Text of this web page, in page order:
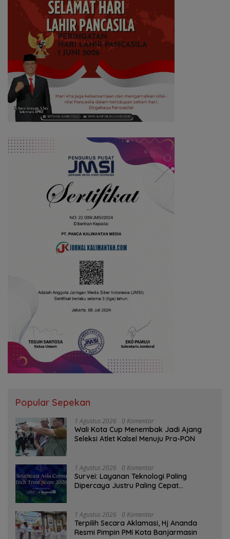
Popular Sepekan
1 Agustus 2026 0 Komentar
Wali Kota Cup Menembak Jadi Ajang
Seleksi Atlet Kalsel Menuju Pra-PON
1 Agustus 2026 0 Komentar
Survei: Layanan Teknologi Paling
Dipercaya Justru Paling Cepat
1 Agustus 2026 0 Komentar
‎Terpilih Secara Aklamasi, Hj Ananda
Resmi Pimpin PMI Kota Banjarmasin